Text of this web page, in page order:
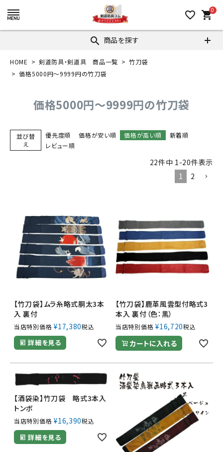
favorite_border 0
shopping_cart
search 商品を探す
HOME 剣道防具・剣道具 商品一覧
竹刀袋
価格5000円～9999円の竹刀袋
価格5000円～9999円の竹刀袋
並び替
え
優先度順 価格が安い順 価格が高い順
新着順
レビュー順
22件中 1-20件表示
1
2
【竹刀袋】ムラ糸略式胴太3本
入 裏付
当店特別価格 ¥17,380税込
詳細を見る
【竹刀袋】鹿革風雲型付略式3
本入 裏付（色：黒）
当店特別価格 ¥16,720税込
カートに入れる
【酒袋染】竹刀袋 略式3本入
トンボ
当店特別価格 ¥16,390税込
詳細を見る